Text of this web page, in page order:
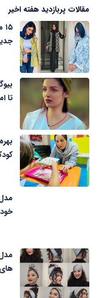
مقالات پربازدید هفته اخیر
تا